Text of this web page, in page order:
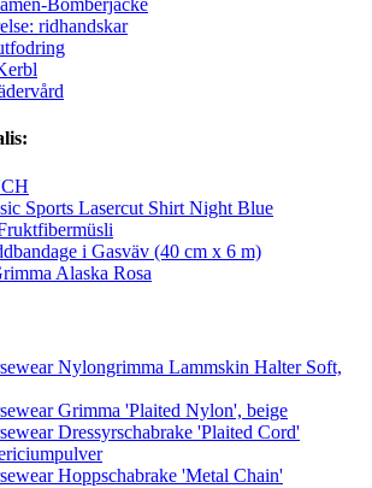
Bomberjacke
ridhandskar
Sports Lasercut Shirt Night Blue
i Gasväv (40 cm x 6 m)
Alaska Rosa
Nylongrimma Lammskin Halter Soft,
Grimma 'Plaited Nylon', beige
Dressyrschabrake 'Plaited Cord'
Hoppschabrake 'Metal Chain'